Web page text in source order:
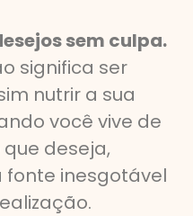
sem culpa.
significa ser
nutrir a sua
você vive de
deseja,
inesgotável